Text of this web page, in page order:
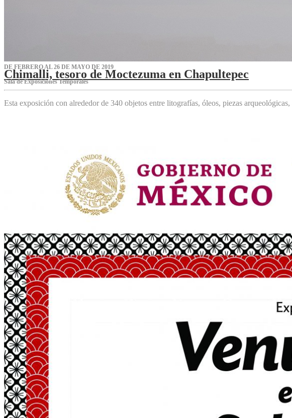
DE FEBRERO AL 26 DE MAYO DE 2019
Chimalli, tesoro de Moctezuma en Chapultepec
Sala de Exposiciones Temporales
Esta exposición con alrededor de 340 objetos entre litografías, óleos, piezas